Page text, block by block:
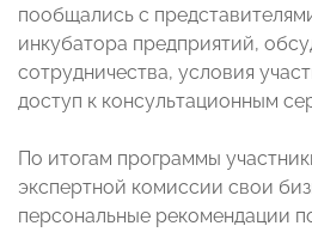
пообщались с
инкубатора предприятий,
сотрудничества, условия
доступ к консультационным
По итогам программы
экспертной комиссии свои
персональные рекомендации